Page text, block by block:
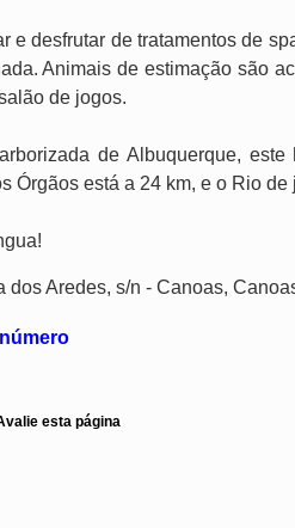
e desfrutar de tratamentos de
Animais de estimação são
de jogos.
de Albuquerque,
Órgãos está a 24 km, e o Rio de
dos Aredes, s/n - Canoas,
esta página